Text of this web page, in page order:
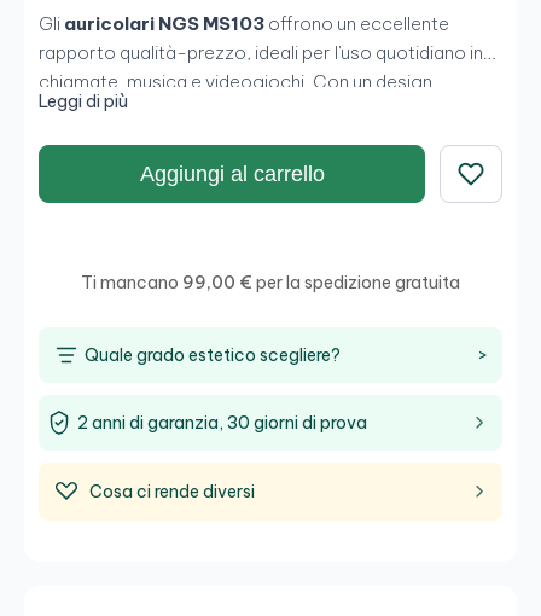
Gli auricolari NGS MS103 offrono un eccellente
rapporto qualità-prezzo, ideali per l'uso quotidiano in
chiamate, musica e videogiochi. Con un design
leggero e un microfono integrato nel cavo, sono
connettore da 3,5 mmgarantisce compatibilità con
un'ampia gamma di dispositivi.
Leggi di più
Aggiungi al carrello
Ti mancano 99,00 € per la spedizione gratuita
Quale grado estetico scegliere? >
2 anni di garanzia, 30 giorni di prova
Cosa ci rende diversi